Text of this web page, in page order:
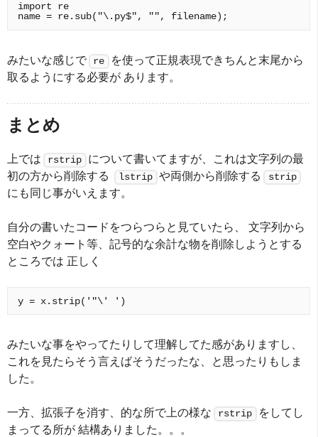
import re
みたいな感じで re
を使って正規表現できちんと末尾から
取るようにする必要が あります。
まとめ
上では rstrip
について書いてますが、これは文字列の最
初の方から削除する
lstrip や両側から削除する strip
にも同じ事がいえます。
自分の書いたコードをつらつらと見ていたら、 文字列から
空白やクォート等、記号的な余計な物を削除しようとする
ところでは 正しく
みたいな事をやってたりして理解してた感がありますし、
これを見たらそう言えばそうだったな、と思ったりもしま
した。
一方、拡張子を消す、的な所で上の様な rstrip
をしてし
まってる所が 結構ありました。。。